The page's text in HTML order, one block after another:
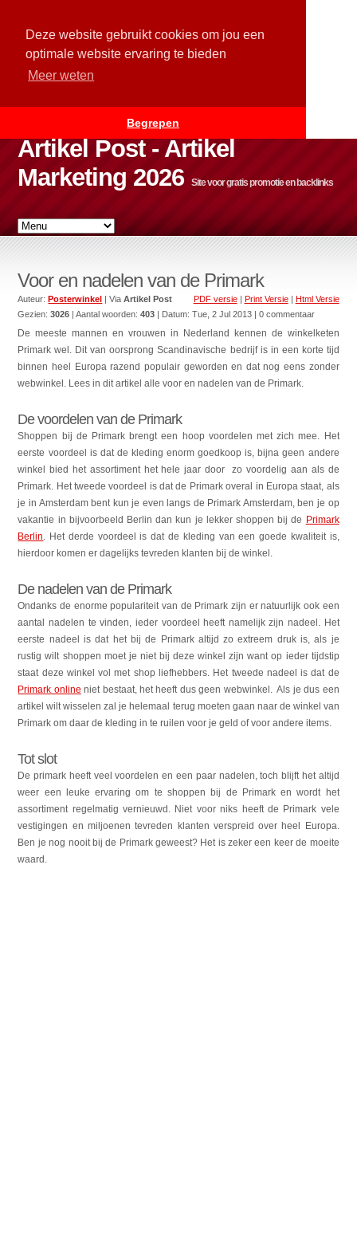
Deze website gebruikt cookies om jou een
optimale website ervaring te bieden
Meer weten
Begrepen
Artikel Post - Artikel
Marketing 2026
Site voor gratis promotie en backlinks
Voor en nadelen van de Primark
PDF versie| Print Versie| Html Versie
Auteur:Posterwinkel | ViaArtikel Post
Gezien:3026 | Aantal woorden:403 | Datum:Tue, 2 Jul 2013 | 0 commentaar
De meeste mannen en vrouwen in Nederland kennen de winkelketen
Primark wel. Dit van oorsprong Scandinavische bedrijf is in een korte tijd
binnen heel Europa razend populair geworden en dat nog eens zonder
webwinkel. Lees in dit artikel alle voor en nadelen van de Primark.
De voordelen van de Primark
Shoppen bij de Primark brengt een hoop voordelen met zich mee. Het
eerste voordeel is dat de kleding enorm goedkoop is, bijna geen andere
winkel bied het assortiment het hele jaar door zo voordelig aan als de
Primark. Het tweede voordeel is dat de Primark overal in Europa staat, als
je in Amsterdam bent kun je even langs de Primark Amsterdam, ben je op
vakantie in bijvoorbeeld Berlin dan kun je lekker shoppen bij de Primark
Berlin. Het derde voordeel is dat de kleding van een goede kwaliteit is,
hierdoor komen er dagelijks tevreden klanten bij de winkel.
De nadelen van de Primark
Ondanks de enorme populariteit van de Primark zijn er natuurlijk ook een
aantal nadelen te vinden, ieder voordeel heeft namelijk zijn nadeel. Het
eerste nadeel is dat het bij de Primark altijd zo extreem druk is, als je
rustig wilt shoppen moet je niet bij deze winkel zijn want op ieder tijdstip
staat deze winkel vol met shop liefhebbers. Het tweede nadeel is dat de
Primark online niet bestaat, het heeft dus geen webwinkel. Als je dus een
artikel wilt wisselen zal je helemaal terug moeten gaan naar de winkel van
Primark om daar de kleding in te ruilen voor je geld of voor andere items.
Tot slot
De primark heeft veel voordelen en een paar nadelen, toch blijft het altijd
weer een leuke ervaring om te shoppen bij de Primark en wordt het
assortiment regelmatig vernieuwd. Niet voor niks heeft de Primark vele
vestigingen en miljoenen tevreden klanten verspreid over heel Europa.
Ben je nog nooit bij de Primark geweest? Het is zeker een keer de moeite
waard.